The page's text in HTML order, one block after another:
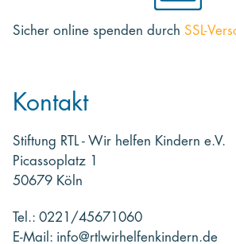
Sicher online spenden durch SSL-
Kontakt
Stiftung RTL - Wir helfen Kindern e.V.
Picassoplatz 1
50679 Köln
Tel.: 0221/45671060
E-Mail: info@rtlwirhelfenkindern.de